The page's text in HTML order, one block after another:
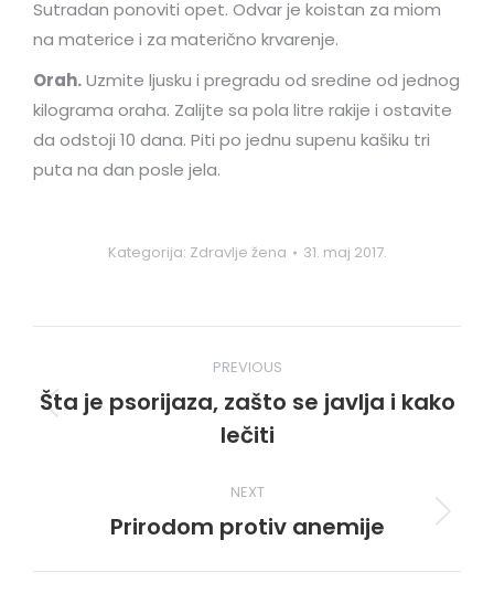
Sutradan ponoviti opet. Odvar je koistan za miom
na materice i za materično krvarenje.
Orah.Uzmite ljusku i pregradu od sredine od jednog
kilograma oraha. Zalijte sa pola litre rakije i ostavite
da odstoji 10 dana. Piti po jednu supenu kašiku tri
puta na dan posle jela.
Kategorija: Zdravlje žena 31. maj 2017.
navigation
PREVIOUS
Previous
post:
Šta je psorijaza, zašto se javlja i kako
lečiti
NEXT
Next
Prirodom protiv anemije